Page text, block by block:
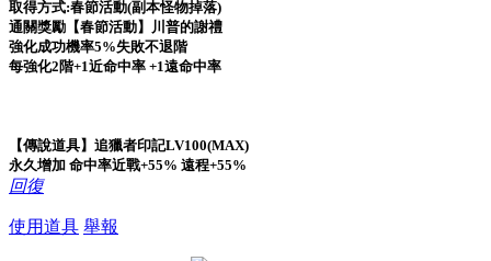
取得方式:春節活動(副本怪物掉落)
通關獎勵【春節活動】川普的謝禮
強化成功機率5%失敗不退階
每強化2階+1近命中率 +1遠命中率
【傳說道具】追獵者印記LV100(MAX)
永久增加 命中率近戰+55% 遠程+55%
回復
使用道具 舉報